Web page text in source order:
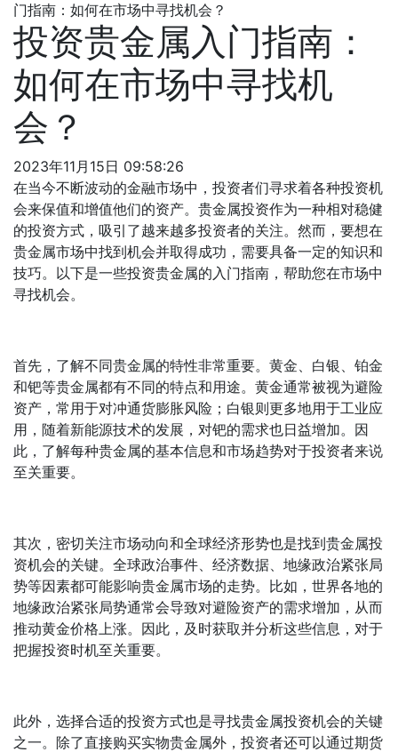
门指南：如何在市场中寻找机会？
投资贵金属入门指南：
如何在市场中寻找机
会？
2023年11月15日 09:58:26
在当今不断波动的金融市场中，投资者们寻求着各种投资机
会来保值和增值他们的资产。贵金属投资作为一种相对稳健
的投资方式，吸引了越来越多投资者的关注。然而，要想在
贵金属市场中找到机会并取得成功，需要具备一定的知识和
技巧。以下是一些投资贵金属的入门指南，帮助您在市场中
寻找机会。
首先，了解不同贵金属的特性非常重要。黄金、白银、铂金
和钯等贵金属都有不同的特点和用途。黄金通常被视为避险
资产，常用于对冲通货膨胀风险；白银则更多地用于工业应
用，随着新能源技术的发展，对钯的需求也日益增加。因
此，了解每种贵金属的基本信息和市场趋势对于投资者来说
至关重要。
其次，密切关注市场动向和全球经济形势也是找到贵金属投
资机会的关键。全球政治事件、经济数据、地缘政治紧张局
势等因素都可能影响贵金属市场的走势。比如，世界各地的
地缘政治紧张局势通常会导致对避险资产的需求增加，从而
推动黄金价格上涨。因此，及时获取并分析这些信息，对于
把握投资时机至关重要。
此外，选择合适的投资方式也是寻找贵金属投资机会的关键
之一。除了直接购买实物贵金属外，投资者还可以通过期货